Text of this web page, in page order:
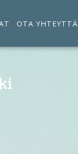
OTA YHTEYTTÄ